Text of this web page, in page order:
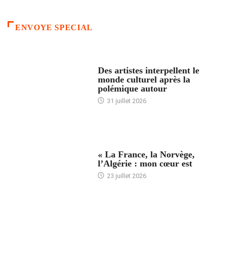
ENVOYE SPECIAL
Des artistes interpellent le
monde culturel après la
polémique autour
31 juillet 2026
« La France, la Norvège,
l’Algérie : mon cœur est
23 juillet 2026